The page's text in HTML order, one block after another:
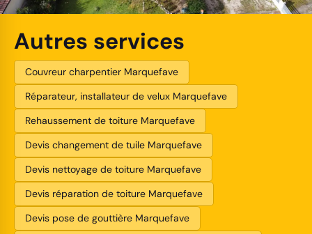
Autres services
Couvreur charpentier Marquefave
Réparateur, installateur de velux Marquefave
Rehaussement de toiture Marquefave
Devis changement de tuile Marquefave
Devis nettoyage de toiture Marquefave
Devis réparation de toiture Marquefave
Devis pose de gouttière Marquefave